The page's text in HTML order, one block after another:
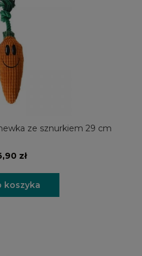
ze sznurkiem 29 cm
zł
koszyka